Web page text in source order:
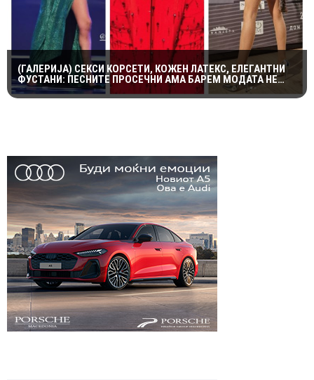
(ГАЛЕРИЈА) СЕКСИ КОРСЕТИ, КОЖЕН ЛАТЕКС, ЕЛЕГАНТНИ
ФУСТАНИ: ПЕСНИТЕ ПРОСЕЧНИ АМА БАРЕМ МОДАТА НЕ
ПОТФРЛИ НА МАКФЕСТ